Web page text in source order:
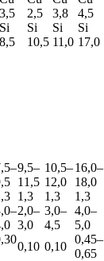
3,5
2,5
3,8
4,5
Si
8,5
Si
10,5
Si
11,0
Si
17,0
9,5–
11,5
10,5–
12,0
16,0–
18,0
1,3 1,3 1,3
2,0–
3,0
3,0–
4,5
4,0–
5,0
0,10 0,10
0,45–
0,65